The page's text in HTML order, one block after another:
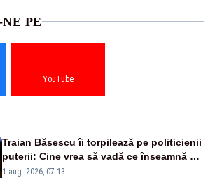
PE
YouTube
Traian Băsescu îi torpilează pe politicienii
puterii: Cine vrea să vadă ce înseamnă să
fii prost, se uită la România
1 aug. 2026, 07:13